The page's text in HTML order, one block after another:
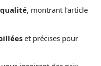
qualité, montrant l’article
et précises pour